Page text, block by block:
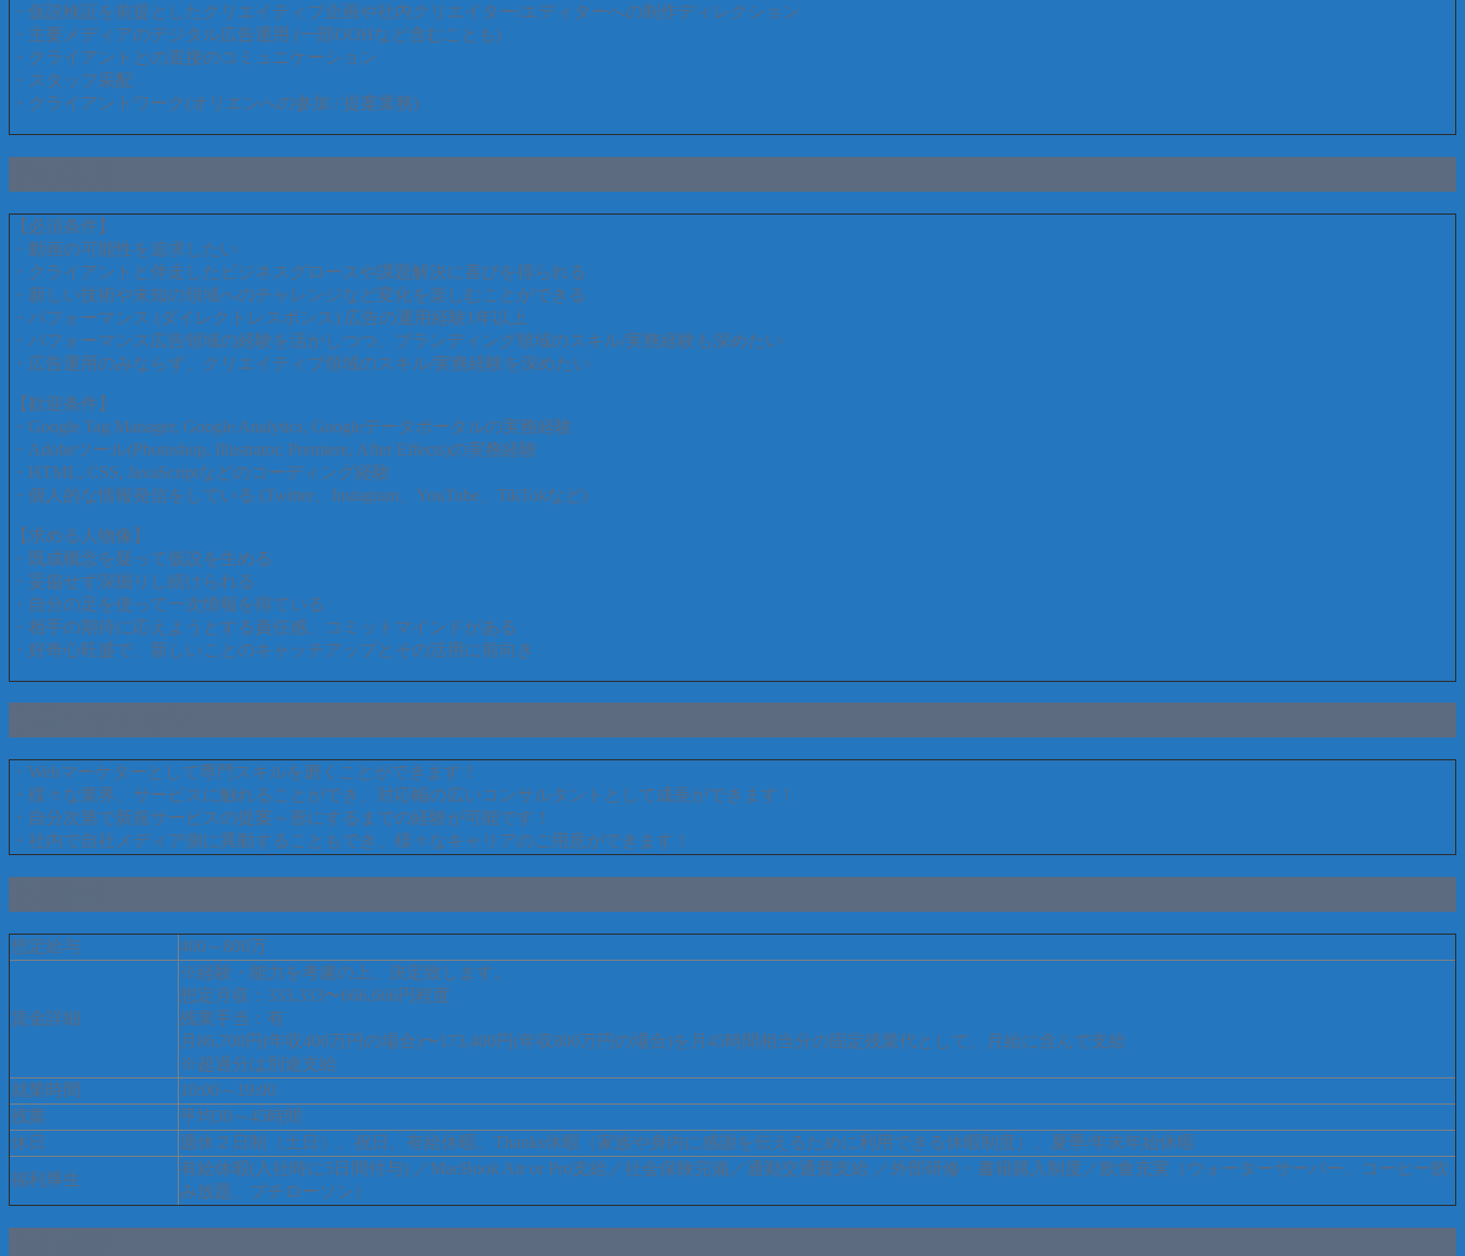
・仮説検証を前提としたクリエイティブ企画や社内クリエイター/エディターへの制作ディレクション
・主要メディアのデジタル広告運用 (一部OOHなど含むことも)
・クライアントとの直接のコミュニケーション
・スタッフ采配
・クライアントワーク(オリエンへの参加 / 提案業務)
【必須条件】
・動画の可能性を追求したい
・クライアントと伴走したビジネスグロースや課題解決に喜びを得られる
・新しい技術や未知の領域へのチャレンジなど変化を楽しむことができる
・パフォーマンス (ダイレクトレスポンス) 広告の運用経験1年以上
・パフォーマンス広告領域の経験を活かしつつ、ブランディング領域のスキル/実務経験も深めたい
・広告運用のみならず、クリエイティブ領域のスキル/実務経験を深めたい
【歓迎条件】
・Google Tag Manager, Google Analytics, Googleデータポータルの実務経験
・Adobeツール(Photoshop, Illustrator, Premiere, After Effects)の実務経験
・HTML, CSS, JavaScriptなどのコーディング経験
・個人的な情報発信をしている (Twitter、Instagram、YouTube、TikTokなど)
【求める人物像】
・既成概念を疑って仮説を生める
・妥協せず深掘りし続けられる
・自分の足を使って一次情報を得ている
・相手の期待に応えようとする責任感、コミットマインドがある
・好奇心旺盛で、新しいことのキャッチアップとその活用に前向き
・Webマーケターとして専門スキルを磨くことができます！
・様々な業界、サービスに触れることができ、対応幅の広いコンサルタントとして成長ができます！
・自分次第で新規サービスの提案～形にするまでの経験が可能です！
・社内で自社メディア側に異動することもでき、様々なキャリアのご用意ができます！
想定給与 400～800万
賃金詳細
※経験・能力を考慮の上、決定致します。
想定月収：333,333〜666,666円程度
残業手当：有
月86,700円(年収400万円の場合)〜173,400円(年収800万円の場合)を月45時間相当分の固定残業代として、月給に含んで支給
※超過分は別途支給
就業時間
10:00～19:00
残業
平均30～45時間
休日
週休２日制（土日）、祝日、有給休暇、Thanks休暇（家族や身内に感謝を伝えるために利用できる休暇制度）、夏季/年末年始休暇
福利厚生
有給休暇(入社時に5日間付与) ／MacBook Air or Pro支給／社会保険完備／通勤交通費支給 ／外部研修・書籍購入制度／飲食充実（ウォーターサーバー、コーヒー飲
み放題、プチローソン）